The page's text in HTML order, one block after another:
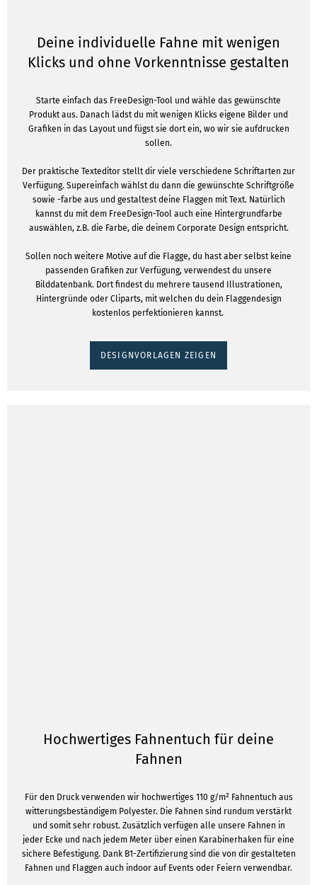
Deine individuelle Fahne mit wenigen
Klicks und ohne Vorkenntnisse gestalten
Starte einfach das FreeDesign-Tool und wähle das gewünschte
Produkt aus. Danach lädst du mit wenigen Klicks eigene Bilder und
Grafiken in das Layout und fügst sie dort ein, wo wir sie aufdrucken
sollen.
Der praktische Texteditor stellt dir viele verschiedene Schriftarten zur
Verfügung. Supereinfach wählst du dann die gewünschte Schriftgröße
sowie -farbe aus und gestaltest deine Flaggen mit Text. Natürlich
kannst du mit dem FreeDesign-Tool auch eine Hintergrundfarbe
auswählen, z.B. die Farbe, die deinem Corporate Design entspricht.
Sollen noch weitere Motive auf die Flagge, du hast aber selbst keine
passenden Grafiken zur Verfügung, verwendest du unsere
Bilddatenbank. Dort findest du mehrere tausend Illustrationen,
Hintergründe oder Cliparts, mit welchen du dein Flaggendesign
kostenlos perfektionieren kannst.
DESIGNVORLAGEN ZEIGEN
Hochwertiges Fahnentuch für deine
Fahnen
Für den Druck verwenden wir hochwertiges 110 g/m² Fahnentuch aus
witterungsbeständigem Polyester. Die Fahnen sind rundum verstärkt
und somit sehr robust. Zusätzlich verfügen alle unsere Fahnen in
jeder Ecke und nach jedem Meter über einen Karabinerhaken für eine
sichere Befestigung. Dank B1-Zertifizierung sind die von dir gestalteten
Fahnen und Flaggen auch indoor auf Events oder Feiern verwendbar.